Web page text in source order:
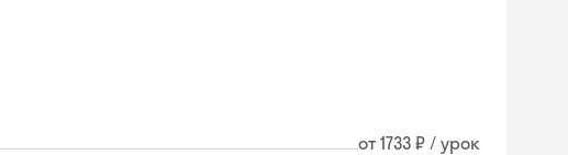
от 1733 ₽ / урок